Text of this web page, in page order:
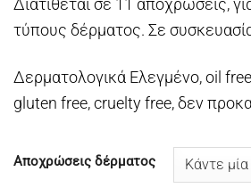
Διατίθεται σε 11 αποχρώσεις,
τύπους δέρματος. Σε
Δερματολογικά Ελεγμένο, oil
gluten free, cruelty free, δεν
Αποχρώσεις δέρματος